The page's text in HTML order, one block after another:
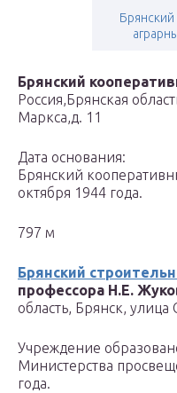
Брянский
Брянский
Россия,Брянская
Маркса,д. 11
Дата основания:
Брянский
октября 1944 года.
797 м
Брянский
профессора Н.Е.
область, Брянск, улица
Учреждение
Министерства
года.